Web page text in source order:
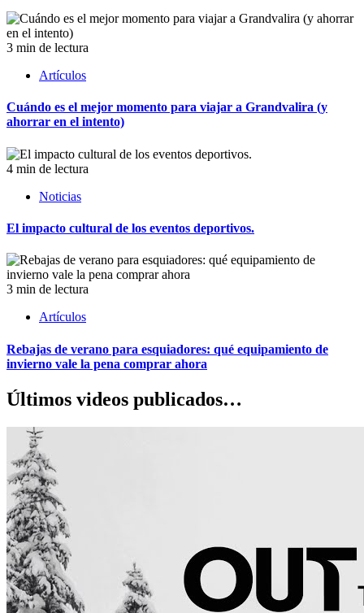
3 min de lectura
Artículos
Cuándo es el mejor momento para viajar a Grandvalira (y
ahorrar en el intento)
4 min de lectura
Noticias
El impacto cultural de los eventos deportivos.
3 min de lectura
Artículos
Rebajas de verano para esquiadores: qué equipamiento de
invierno vale la pena comprar ahora
Últimos videos publicados…